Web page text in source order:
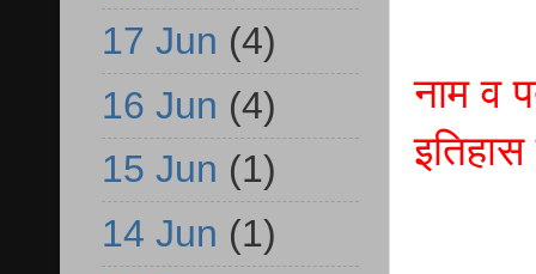
नाम व
17 Jun (4)
16 Jun (4)
15 Jun (1)
14 Jun (1)